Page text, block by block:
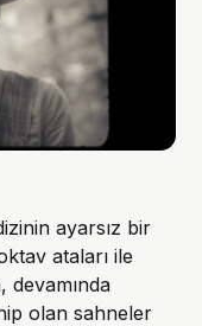
ayarsız bir
ataları ile
devamında
olan sahneler